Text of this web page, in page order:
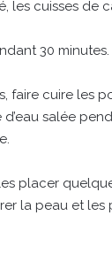
les cuisses de
30 minutes.
faire cuire les
salée
placer
la peau et les